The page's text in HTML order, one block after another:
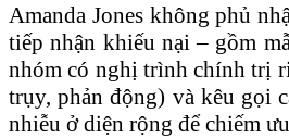
Amanda Jones không phủ
tiếp nhận khiếu nại – gồm
nhóm có nghị trình chính trị
trụy, phản động) và kêu gọi
nhiễu ở diện rộng để chiếm